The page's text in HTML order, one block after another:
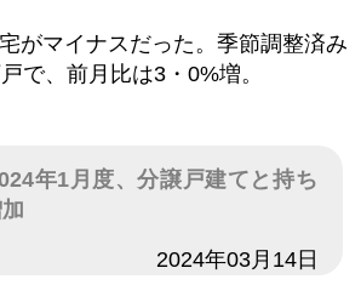
がマイナスだった。季節調整済み
で、前月比は3・0%増。
年1月度、分譲戸建てと持ち
2024年03月14日